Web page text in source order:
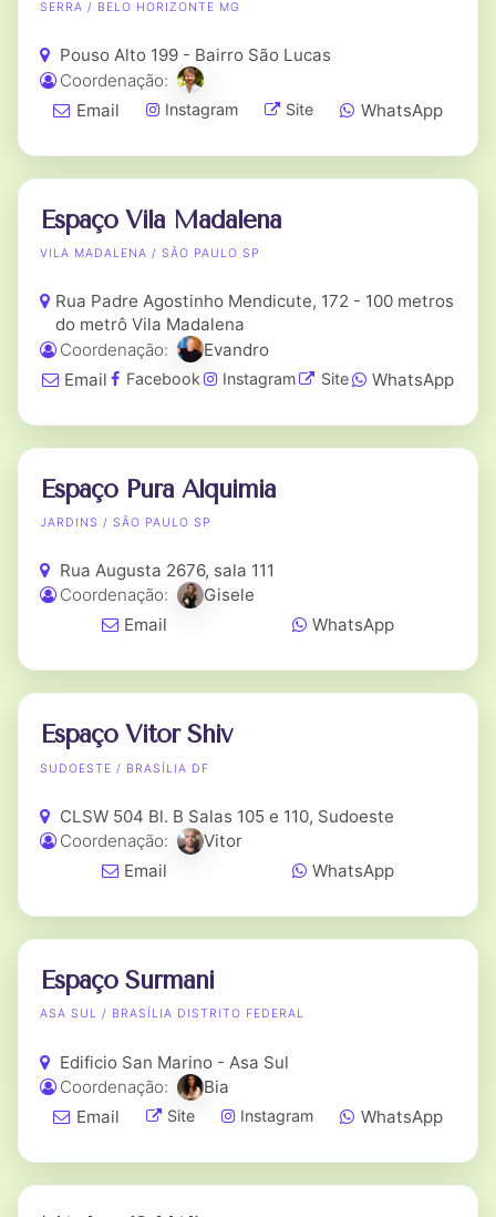
SERRA / BELO HORIZONTE MG
Pouso Alto 199 - Bairro São Lucas
Coordenação:
Email
Instagram Site WhatsApp
Espaço Vila Madalena
VILA MADALENA / SÃO PAULO SP
Rua Padre Agostinho Mendicute, 172 - 100 metros
do metrô Vila Madalena
Coordenação:
Evandro
Email
Facebook Instagram Site WhatsApp
Espaço Pura Alquimia
JARDINS / SÃO PAULO SP
Rua Augusta 2676, sala 111
Coordenação:
Gisele
Email
WhatsApp
Espaço Vitor Shiv
SUDOESTE / BRASÍLIA DF
CLSW 504 Bl. B Salas 105 e 110, Sudoeste
Coordenação:
Vitor
Email
WhatsApp
Espaço Surmani
ASA SUL / BRASÍLIA DISTRITO FEDERAL
Edificio San Marino - Asa Sul
Coordenação:
Bia
Email
Site Instagram WhatsApp